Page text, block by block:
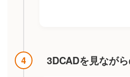
4 3DCADを見なが